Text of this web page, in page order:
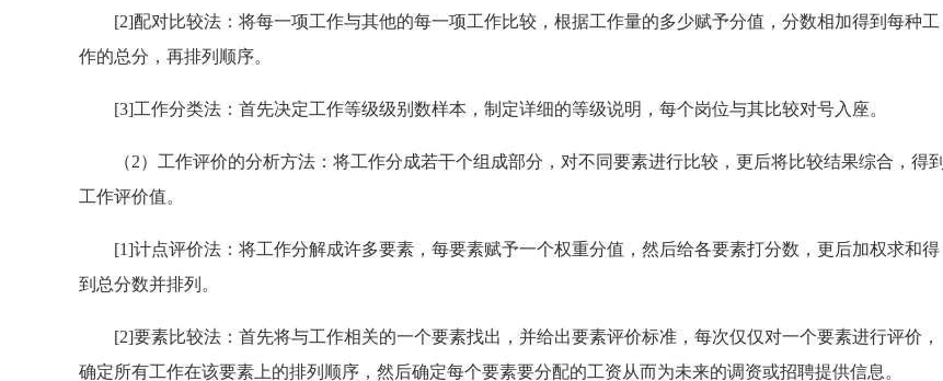
[2]配对比较法：将每一项工作与其他的每一项工作比较，根据工作量的多少赋予分值，分数相加得到每种工
作的总分，再排列顺序。
[3]工作分类法：首先决定工作等级级别数样本，制定详细的等级说明，每个岗位与其比较对号入座。
（2）工作评价的分析方法：将工作分成若干个组成部分，对不同要素进行比较，更后将比较结果综合，得到
工作评价值。
[1]计点评价法：将工作分解成许多要素，每要素赋予一个权重分值，然后给各要素打分数，更后加权求和得
到总分数并排列。
[2]要素比较法：首先将与工作相关的一个要素找出，并给出要素评价标准，每次仅仅对一个要素进行评价，
确定所有工作在该要素上的排列顺序，然后确定每个要素要分配的工资从而为未来的调资或招聘提供信息。